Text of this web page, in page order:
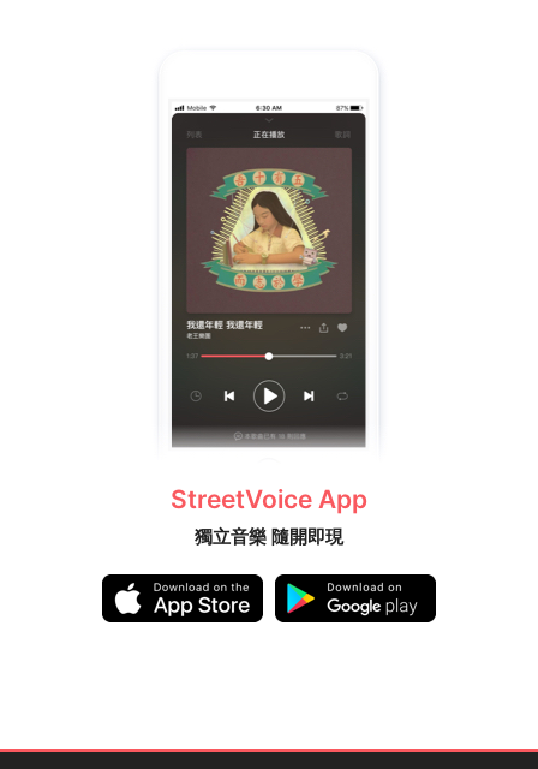
StreetVoice App
獨立音樂 隨開即現